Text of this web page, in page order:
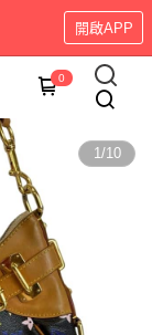
開啟APP
0
1/10